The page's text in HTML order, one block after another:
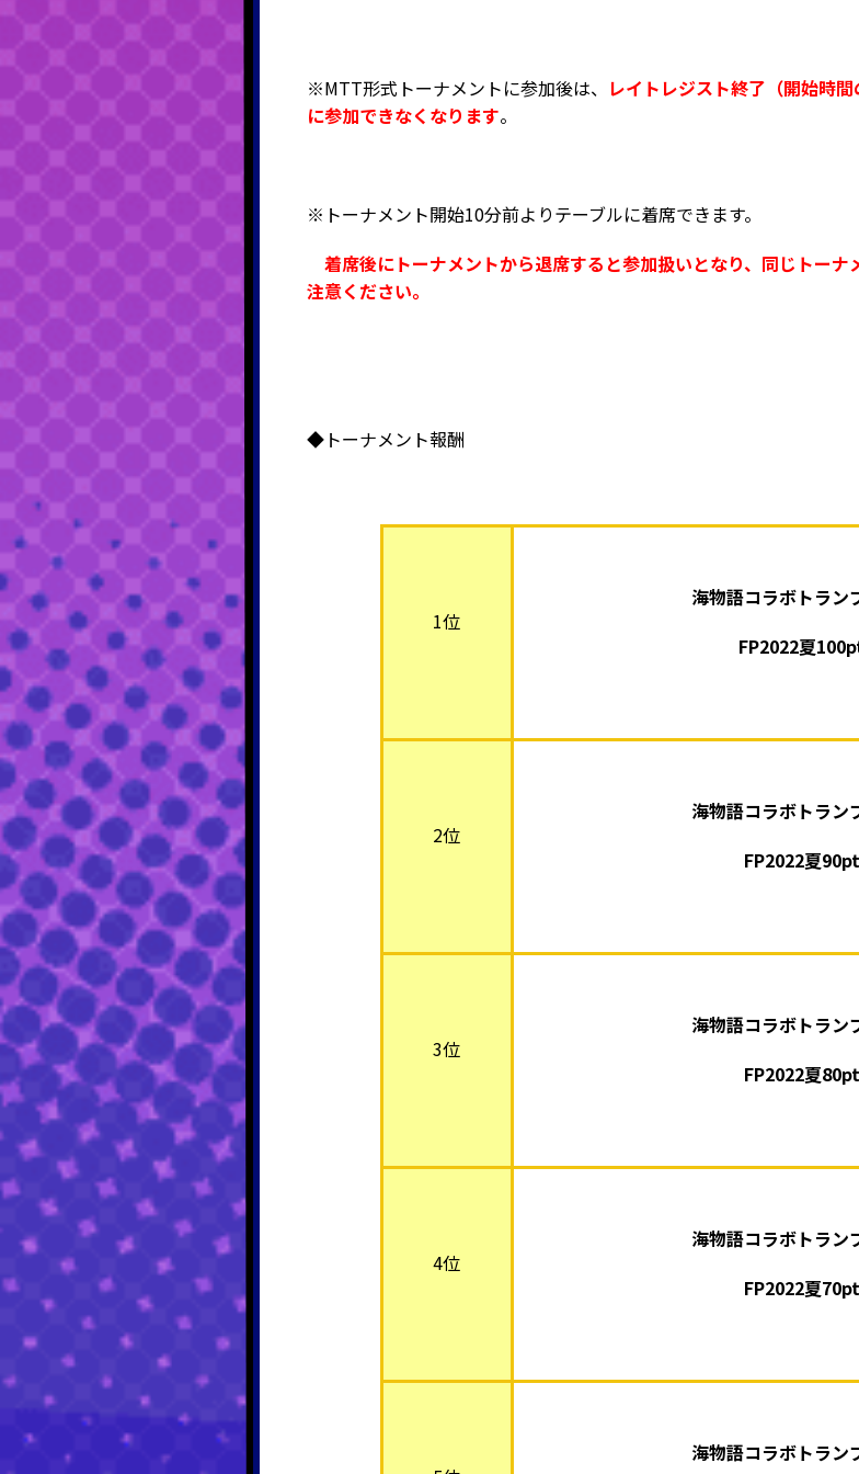
※MTT形式トーナメントに参加後は、 レイトレジスト終了（開始時
に参加できなくなります。
※トーナメント開始10分前よりテーブルに着席できます。
着席後にトーナメントから退席すると参加扱いとなり、同じトー
注意ください。
◆トーナメント報酬
1位
海物語コラボトラ
FP2022夏
2位
海物語コラボトラ
FP2022夏90pt
3位
海物語コラボトラ
FP2022夏80pt
4位
海物語コラボトラ
FP2022夏70pt
海物語コラボトラ